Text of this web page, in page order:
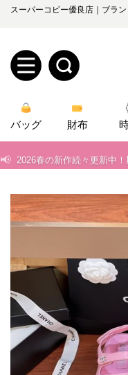
スーパーコピー優良店｜ブラ
規
ユ
ザ
録
ロ
グ
ン
オ
ー
ダ
ー
お
知
ら
yoyocopys@gmail.com
2026人気特集
バッグ
財布
時計
服
ズボン
衣装セット
靴
住まい用品
アクセサリー
ベルト
スカーフ
アイフォーンケ
ース
小物
バッグ 財布
当店は正真正銘のn級スー
当店は正真正銘のn級ス
📢 2026春の新作続々更新中
📢 新作入荷！ルイ・ヴィト